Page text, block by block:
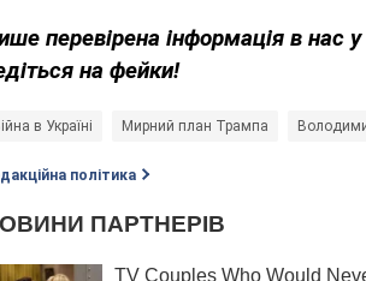
перевірена інформація в нас у
на фейки!
в Україні Мирний план Трампа
політика